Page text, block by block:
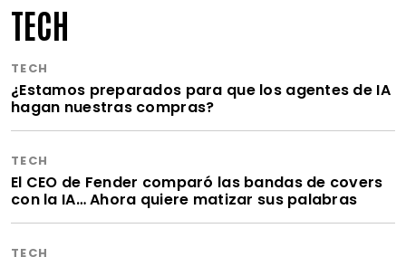
TECH
TECH
¿Estamos preparados para que los agentes de IA
hagan nuestras compras?
TECH
El CEO de Fender comparó las bandas de covers
con la IA… Ahora quiere matizar sus palabras
TECH